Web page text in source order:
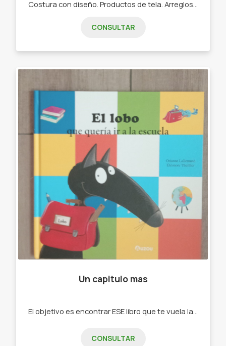
CONSULTAR
Un capitulo mas
CONSULTAR